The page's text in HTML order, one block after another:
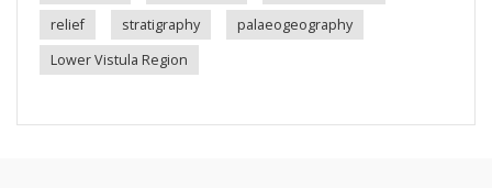
relief
stratigraphy
palaeogeography
Lower Vistula Region